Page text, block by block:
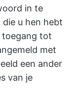
in te
u hen hebt
toegang tot
met
een ander
van je